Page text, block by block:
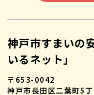
神戸市すまいの
いるネット」
〒653-0042
神戸市長田区二葉町5